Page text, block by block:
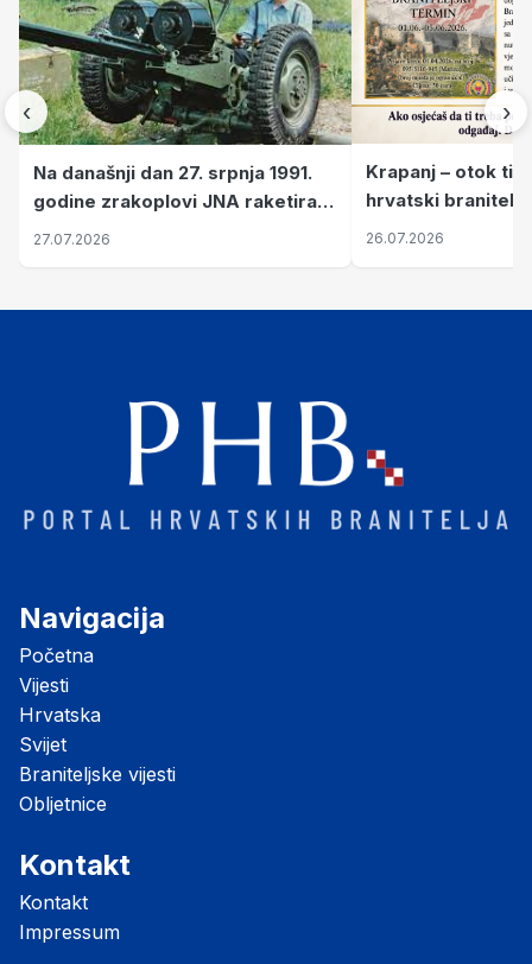
‹
Na današnji dan 27. srpnja 1991.
godine zrakoplovi JNA raketirali
su vojarnu i obučni centar "Nikola
27.07.2026
Krapanj – otok
hrvatski branitelji
pronalaze mir
26.07.2026
›
Navigacija
Početna
Vijesti
Hrvatska
Svijet
Braniteljske vijesti
Obljetnice
Kontakt
Kontakt
Impressum